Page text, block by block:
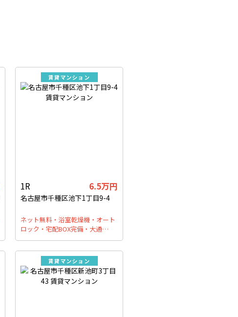
賃貸マンション
1R 6.5万円
名古屋市千種区池下1丁目9-4
ネット無料・浴室乾燥機・オート
ロック・宅配BOX完備・大通…
賃貸マンション